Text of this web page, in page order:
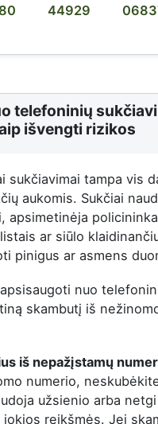
44929
telefoninių
išvengti rizikos
sukčiavimai tampa vis
aukomis. Sukčiai
apsimetinėja
ar siūlo
pinigus ar asmens
nuo
skambutį iš
iš nepažįstamų
numerio,
užsienio arba
reikšmės. Jei